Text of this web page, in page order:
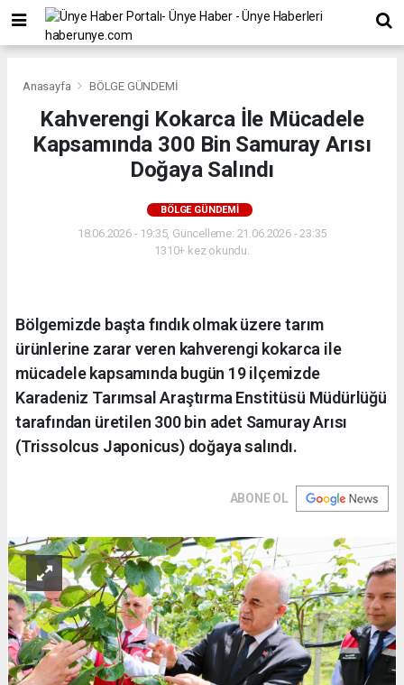
Anasayfa BÖLGE GÜNDEMİ
Kahverengi Kokarca İle Mücadele
Kapsamında 300 Bin Samuray Arısı
Doğaya Salındı
BÖLGE GÜNDEMİ
18.06.2026 - 19:35, Güncelleme: 21.06.2026 - 23:35
1310+ kez okundu.
Bölgemizde başta fındık olmak üzere tarım
ürünlerine zarar veren kahverengi kokarca ile
mücadele kapsamında bugün 19 ilçemizde
Karadeniz Tarımsal Araştırma Enstitüsü Müdürlüğü
tarafından üretilen 300 bin adet Samuray Arısı
(Trissolcus Japonicus) doğaya salındı.
ABONE OL